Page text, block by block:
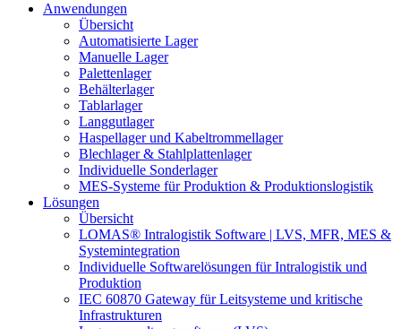
Anwendungen
Übersicht
Automatisierte Lager
Manuelle Lager
Palettenlager
Behälterlager
Tablarlager
Langgutlager
Haspellager und Kabeltrommellager
Blechlager & Stahlplattenlager
Individuelle Sonderlager
MES-Systeme für Produktion & Produktionslogistik
Lösungen
Übersicht
LOMAS® Intralogistik Software | LVS, MFR, MES &
Systemintegration
Individuelle Softwarelösungen für Intralogistik und
Produktion
IEC 60870 Gateway für Leitsysteme und kritische
Infrastrukturen